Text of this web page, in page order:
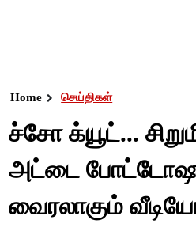
Home செய்திகள்
ச்சோ க்யூட்...
அட்டை
வைரலாகும்